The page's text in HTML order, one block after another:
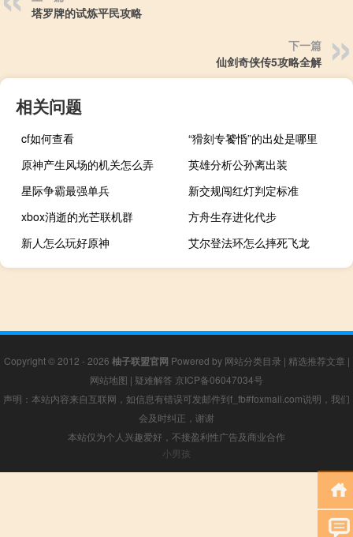
塔罗牌的试炼平民攻略
下一篇
仙剑奇侠传5攻略全解
相关问题
cf如何查看
“猾刻专饕惛”的出处是哪里
原神产生风场的机关怎么弄
英雄分析公孙离出装
星际争霸最强单兵
新交规闯红灯判定标准
xbox消逝的光芒联机群
方舟生存进化代步
新人怎么玩好原神
艾尔登法环怎么摔死飞龙
Copyright © 2012 - 2026 柚子联盟官网 Powered by 网站分类目录 | 精选推荐文章 |
网站地图 | 疑难解答 京ICP备06047034号
声明：本站内容来自互联网，如信息有错误可发邮件到f_fb#foxmail.com说明，我们
会及时纠正，谢谢
本站仅为个人兴趣爱好，不接盈利性广告及商业合作
小男孩